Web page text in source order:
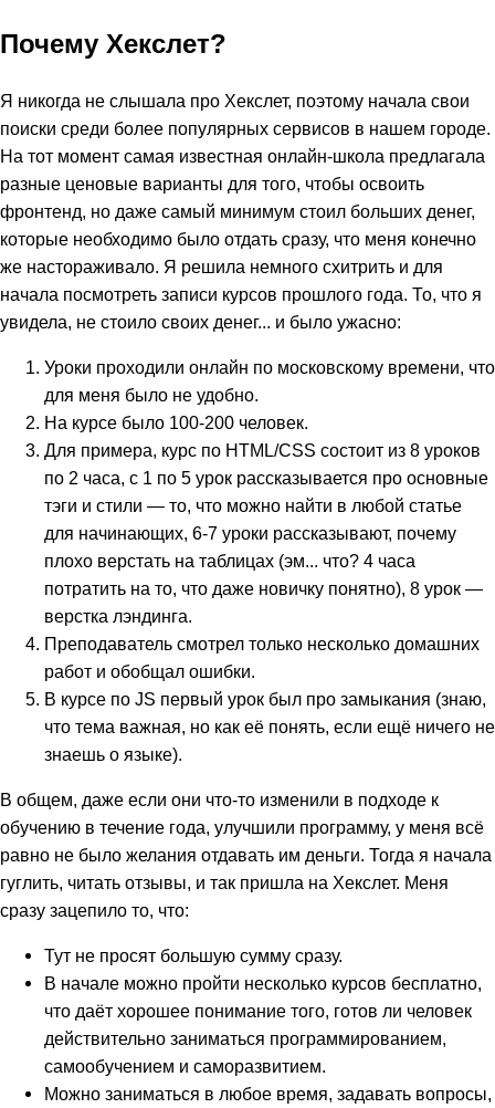
Почему Хекслет?
Я никогда не слышала про Хекслет, поэтому начала свои
поиски среди более популярных сервисов в нашем городе.
На тот момент самая известная онлайн-школа предлагала
разные ценовые варианты для того, чтобы освоить
фронтенд, но даже самый минимум стоил больших денег,
которые необходимо было отдать сразу, что меня конечно
же настораживало. Я решила немного схитрить и для
начала посмотреть записи курсов прошлого года. То, что я
увидела, не стоило своих денег... и было ужасно:
Уроки проходили онлайн по московскому времени, что
для меня было не удобно.
На курсе было 100-200 человек.
Для примера, курс по HTML/CSS состоит из 8 уроков
по 2 часа, с 1 по 5 урок рассказывается про основные
тэги и стили — то, что можно найти в любой статье
для начинающих, 6-7 уроки рассказывают, почему
плохо верстать на таблицах (эм... что? 4 часа
потратить на то, что даже новичку понятно), 8 урок —
верстка лэндинга.
Преподаватель смотрел только несколько домашних
работ и обобщал ошибки.
В курсе по JS первый урок был про замыкания (знаю,
что тема важная, но как её понять, если ещё ничего не
знаешь о языке).
В общем, даже если они что-то изменили в подходе к
обучению в течение года, улучшили программу, у меня всё
равно не было желания отдавать им деньги. Тогда я начала
гуглить, читать отзывы, и так пришла на Хекслет. Меня
сразу зацепило то, что:
Тут не просят большую сумму сразу.
В начале можно пройти несколько курсов бесплатно,
что даёт хорошее понимание того, готов ли человек
действительно заниматься программированием,
самообучением и саморазвитием.
Можно заниматься в любое время, задавать вопросы,